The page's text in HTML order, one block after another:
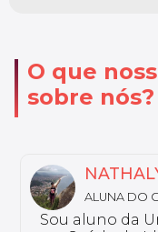
O que
sobre nós?
DO CURSO DE
da Unyleya da pós-